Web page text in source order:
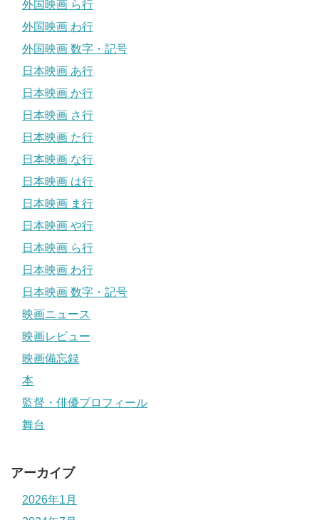
外国映画 ら行
外国映画 わ行
外国映画 数字・記号
日本映画 あ行
日本映画 か行
日本映画 さ行
日本映画 た行
日本映画 な行
日本映画 は行
日本映画 ま行
日本映画 や行
日本映画 ら行
日本映画 わ行
日本映画 数字・記号
映画ニュース
映画レビュー
映画備忘録
本
監督・俳優プロフィール
舞台
アーカイブ
2026年1月